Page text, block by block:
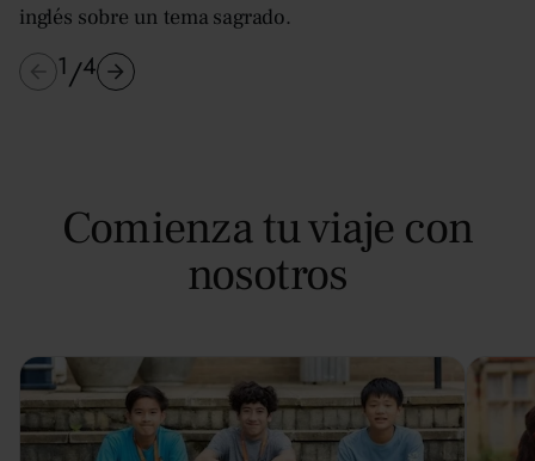
inglés sobre un tema sagrado.
1/4
Comienza tu viaje con
nosotros